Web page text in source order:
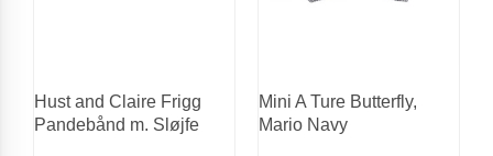
Hust and Claire Frigg
Pandebånd m. Sløjfe
Mini A Ture Butterfly,
Mario Navy